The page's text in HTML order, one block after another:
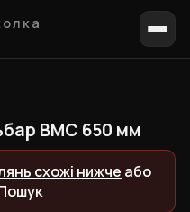
BMC 650 мм
схожі нижче або